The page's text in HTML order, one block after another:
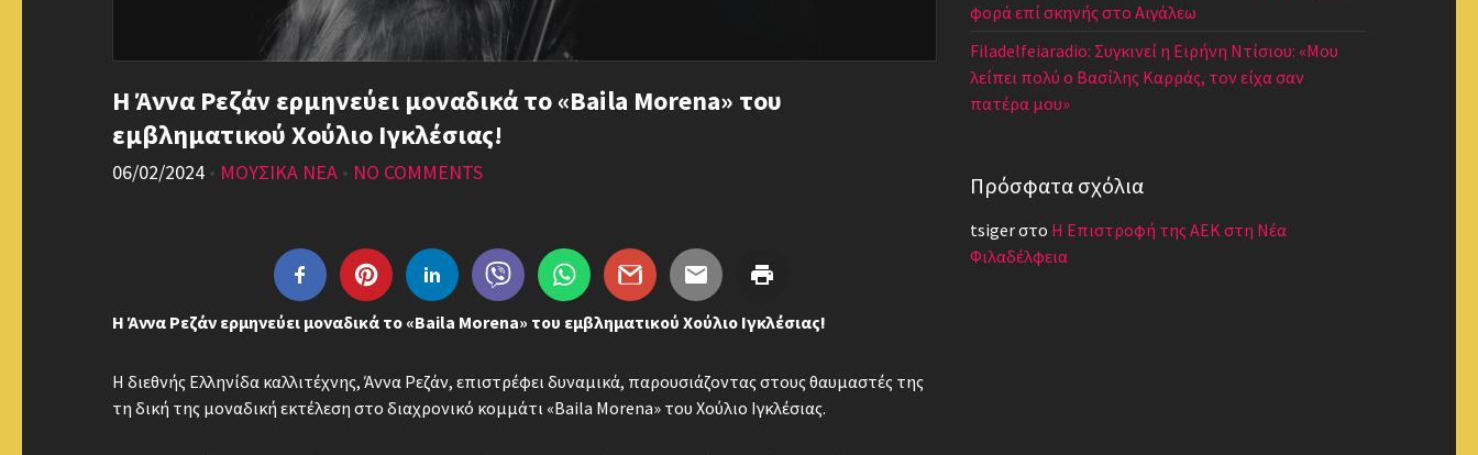
Η Άννα Ρεζάν ερμηνεύει μοναδικά το «Baila Morena» του
εμβληματικού Χούλιο Ιγκλέσιας!
06/02/2024 • ΜΟΥΣΙΚΑ ΝΕΑ • NO COMMENTS
Η Άννα Ρεζάν ερμηνεύει μοναδικά το «Baila Morena» του εμβληματικού Χούλιο Ιγκλέσιας!
Η διεθνής Ελληνίδα καλλιτέχνης, Άννα Ρεζάν, επιστρέφει δυναμικά, παρουσιάζοντας στους θαυμαστές της
τη δική της μοναδική εκτέλεση στο διαχρονικό κομμάτι «Baila Morena» του Χούλιο Ιγκλέσιας.
φορά επί σκηνής στο Αιγάλεω
Filadelfeiaradio: Συγκινεί η Ειρήνη Ντίσιου: «Μου
λείπει πολύ ο Βασίλης Καρράς, τον είχα σαν
πατέρα μου»
Πρόσφατα σχόλια
tsigerστο Η Επιστροφή της ΑΕΚ στη Νέα
Φιλαδέλφεια